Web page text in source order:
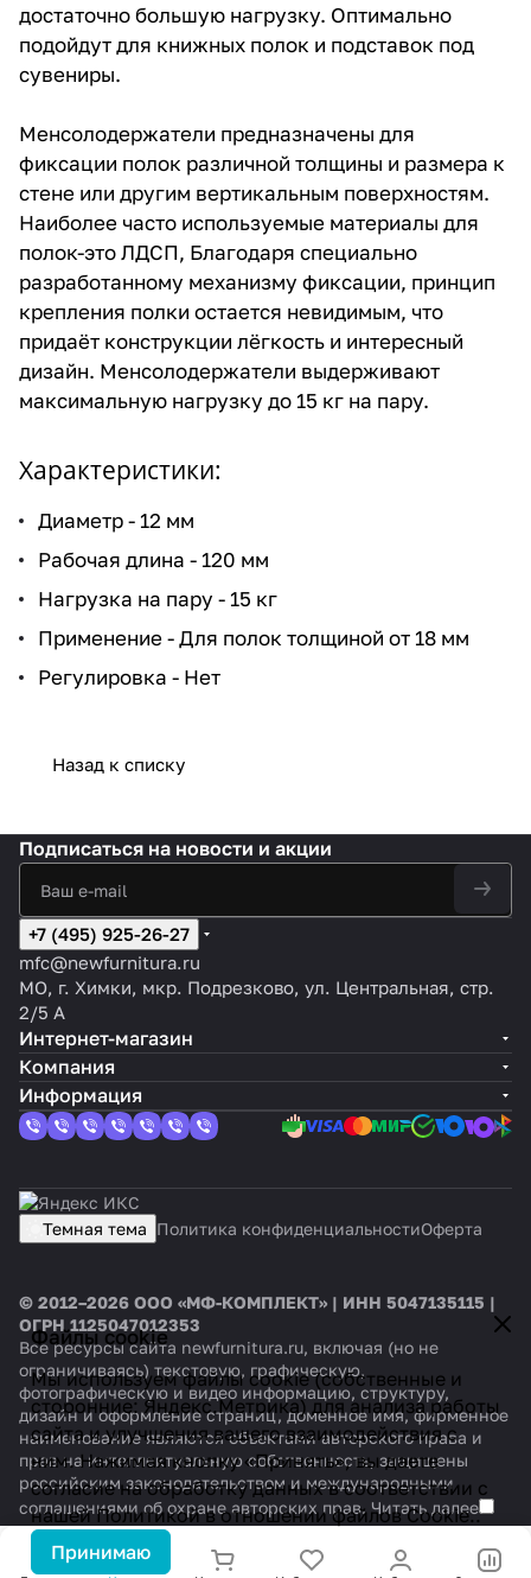
достаточно большую нагрузку. Оптимально
подойдут для книжных полок и подставок под
сувениры.
Менсолодержатели предназначены для
фиксации полок различной толщины и размера к
стене или другим вертикальным поверхностям.
Наиболее часто используемые материалы для
полок-это ЛДСП, Благодаря специально
разработанному механизму фиксации, принцип
крепления полки остается невидимым, что
придаёт конструкции лёгкость и интересный
дизайн. Менсолодержатели выдерживают
максимальную нагрузку до 15 кг на пару.
Характеристики:
Диаметр - 12 мм
Рабочая длина - 120 мм
Нагрузка на пару - 15 кг
Применение - Для полок толщиной от 18 мм
Регулировка - Нет
Назад к списку
Файлы cookie
Мы используем файлы cookie (собственные и
сторонние: Яндекс.Метрика) для анализа работы
сайта и улучшения вашего взаимодействия с
ним. Нажимая кнопку «Принять», вы даете
согласие на обработку данных в соответствии с
нашейПолитикой в отношении файлов Cookie..
Принимаю
Подписаться на новости и акции
+7 (495) 925-26-27
mfc@newfurnitura.ru
МО, г. Химки, мкр. Подрезково, ул. Центральная, стр.
2/5 А
Интернет-магазин
Компания
Информация
Темная тема Политика конфиденциальностиОферта
© 2012–2026 ООО «МФ-КОМПЛЕКТ» | ИНН 5047135115 |
ОГРН 1125047012353
Все ресурсы сайта newfurnitura.ru, включая (но не
ограничиваясь) текстовую, графическую,
фотографическую и видео информацию, структуру,
дизайн и оформление страниц, доменное имя, фирменное
наименование являются объектами авторского права и
прав на интеллектуальную собственность, защищены
российским законодательством и международными
соглашениями об охране авторских прав. Читать далее